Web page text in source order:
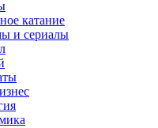
катание
и сериалы